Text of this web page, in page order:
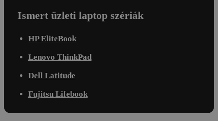
Ismert üzleti laptop szériák
HP EliteBook
Lenovo ThinkPad
Dell Latitude
Fujitsu Lifebook